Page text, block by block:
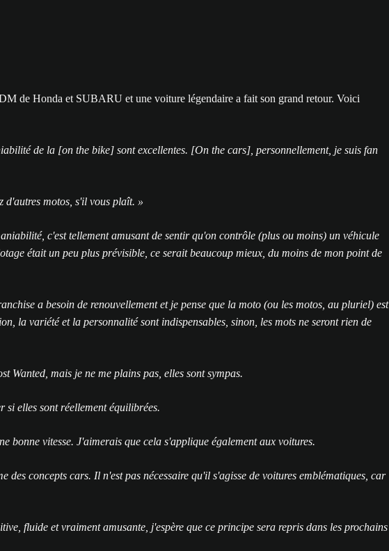
de Honda et SUBARU et une voiture légendaire a fait son grand retour. Voici
de la [on the bike] sont excellentes. [On the cars], personnellement, je suis fan
d'autres motos, s'il vous plaît. »
c'est tellement amusant de sentir qu'on contrôle (plus ou moins) un véhicule
était un peu plus prévisible, ce serait beaucoup mieux, du moins de mon point de
a besoin de renouvellement et je pense que la moto (ou les motos, au pluriel) est
la variété et la personnalité sont indispensables, sinon, les mots ne seront rien de
Wanted, mais je ne me plains pas, elles sont sympas.
si elles sont réellement équilibrées.
vitesse. J'aimerais que cela s'applique également aux voitures.
concepts cars. Il n'est pas nécessaire qu'il s'agisse de voitures emblématiques, car
fluide et vraiment amusante, j'espère que ce principe sera repris dans les prochains